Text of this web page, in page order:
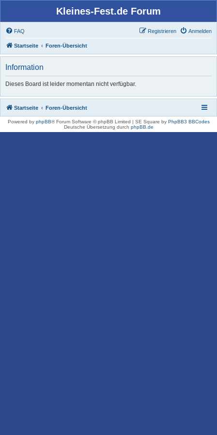
Kleines-Fest.de Forum
FAQ Anmelden
Registrieren
Startseite Foren-Übersicht
Information
Dieses Board ist leider momentan nicht verfügbar.
Startseite Foren-Übersicht
Powered by phpBB® Forum Software © phpBB Limited | SE Square by PhpBB3 BBCodes
Deutsche Übersetzung durch phpBB.de